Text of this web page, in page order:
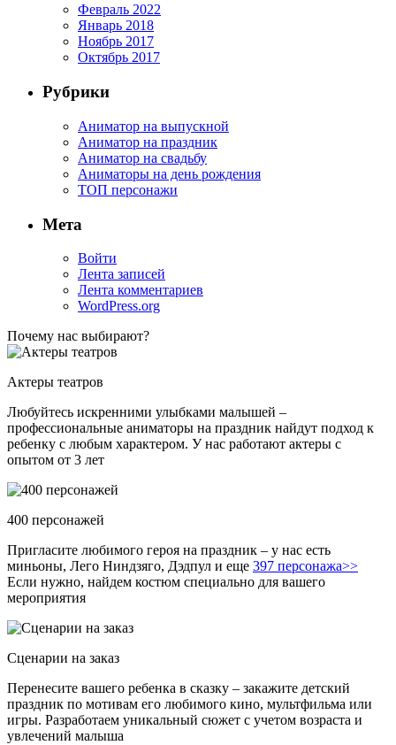
Февраль 2022
Январь 2018
Ноябрь 2017
Октябрь 2017
Рубрики
Аниматор на выпускной
Аниматор на праздник
Аниматор на свадьбу
Аниматоры на день рождения
ТОП персонажи
Мета
Войти
Лента записей
Лента комментариев
WordPress.org
Почему нас выбирают?
Актеры театров
Любуйтесь искренними улыбками малышей –
профессиональные аниматоры на праздник найдут подход к
ребенку с любым характером. У нас работают актеры с
опытом от 3 лет
400 персонажей
Пригласите любимого героя на праздник – у нас есть
миньоны, Лего Ниндзяго, Дэдпул и еще 397 персонажа>>
Если нужно, найдем костюм специально для вашего
мероприятия
Сценарии на заказ
Перенесите вашего ребенка в сказку – закажите детский
праздник по мотивам его любимого кино, мультфильма или
игры. Разработаем уникальный сюжет с учетом возраста и
увлечений малыша